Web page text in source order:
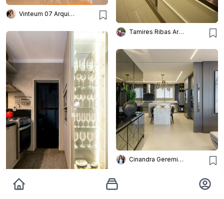
Tamires Ribas Arquitetura
Vinteum 07 Arquitetura e Design
Cinandra Geremia Arquitetura